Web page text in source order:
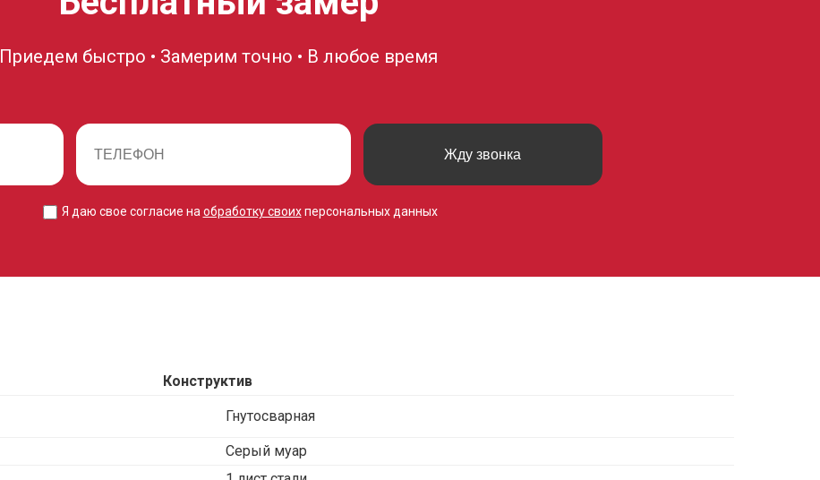
Приедем быстро • Замерим точно • В любое время
Жду звонка
Я даю свое согласие на обработку своихперсональных данных
Конструктив
Гнутосварная
Серый муар